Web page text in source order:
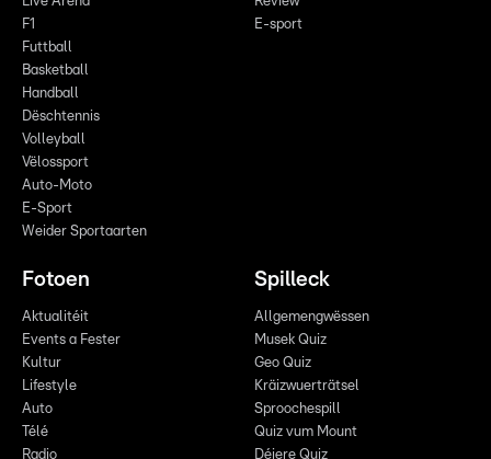
F1
Futtball
Basketball
Handball
Dëschtennis
Volleyball
Vëlossport
Auto-Moto
E-Sport
Weider Sportaarten
E-sport
Fotoen
Aktualitéit
Events a Fester
Kultur
Lifestyle
Auto
Télé
Radio
Spilleck
Allgemengwëssen
Musek Quiz
Geo Quiz
Kräizwuerträtsel
Sproochespill
Quiz vum Mount
Déiere Quiz